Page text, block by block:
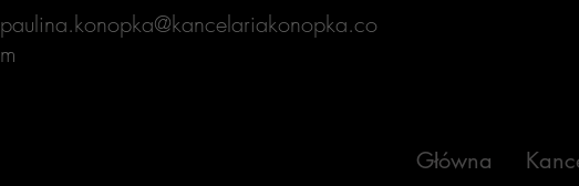
paulina.konopka@kancelariakonopka.co
m
Główna